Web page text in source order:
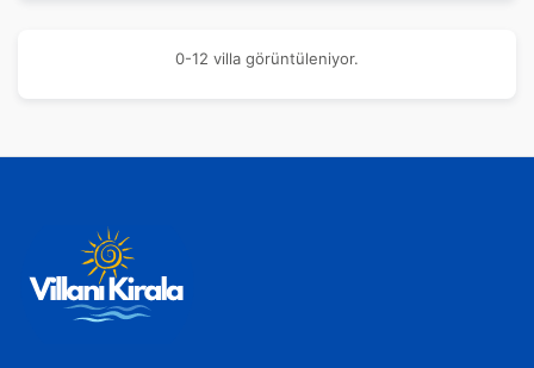
0-12 villa görüntüleniyor.